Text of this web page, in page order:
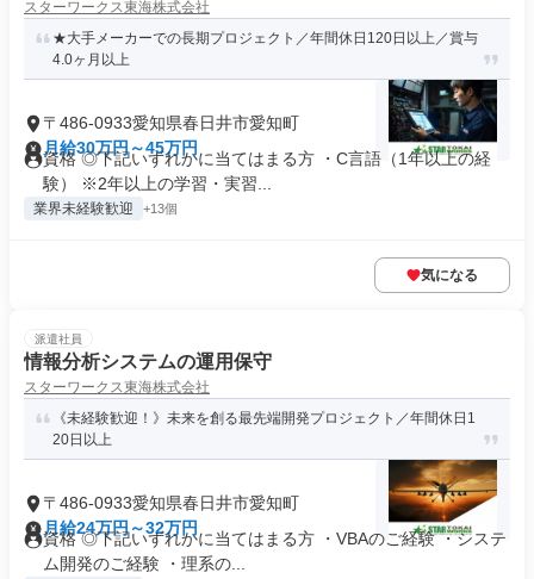
スターワークス東海株式会社
★大手メーカーでの長期プロジェクト／年間休日120日以上／賞与
4.0ヶ月以上
〒486-0933愛知県春日井市愛知町
月給30万円～45万円
資格 ◎下記いずれかに当てはまる方 ・C言語（1年以上の経
験） ※2年以上の学習・実習...
業界未経験歓迎 +13個
気になる
派遣社員
情報分析システムの運用保守
スターワークス東海株式会社
《未経験歓迎！》未来を創る最先端開発プロジェクト／年間休日1
20日以上
〒486-0933愛知県春日井市愛知町
月給24万円～32万円
資格 ◎下記いずれかに当てはまる方 ・VBAのご経験 ・システ
ム開発のご経験 ・理系の...